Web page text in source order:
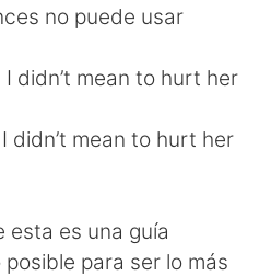
no puede usar
didn’t mean to hurt her
didn’t mean to hurt her
esta es una guía
para ser lo más